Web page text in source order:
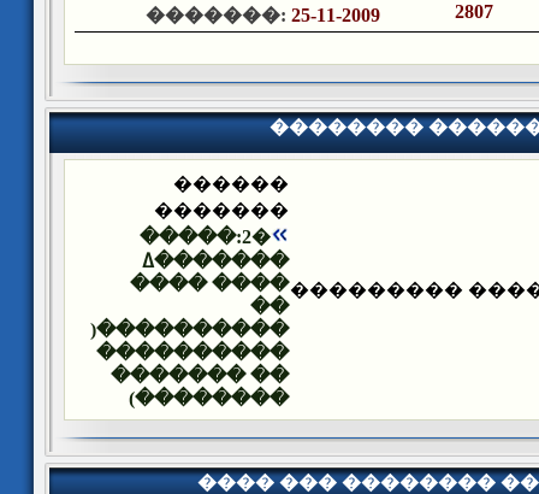
�������: 25-11-2009
2807
��������
��������
������
�������
�2:�����
�������ߡ
���� ����
��
����������(
����������
�� �������
��������)
���� ��� ��������